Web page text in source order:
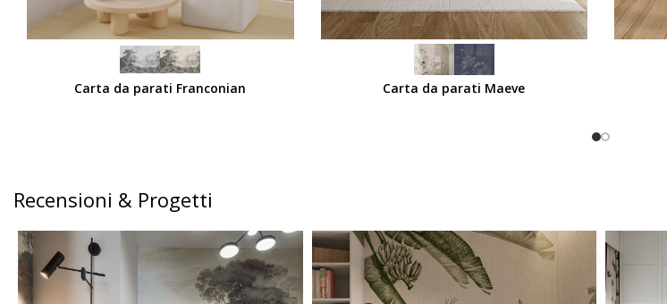
Carta da parati Franconian Carta da parati Maeve
Recensioni & Progetti